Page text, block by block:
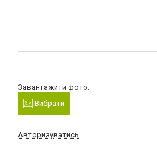
Завантажити фото:
Вибрати
Авторизуватись